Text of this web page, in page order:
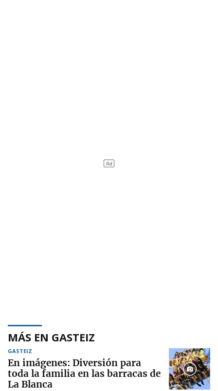
MÁS EN GASTEIZ
GASTEIZ
En imágenes: Diversión para
toda la familia en las barracas de
La Blanca